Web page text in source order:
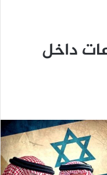
داخل